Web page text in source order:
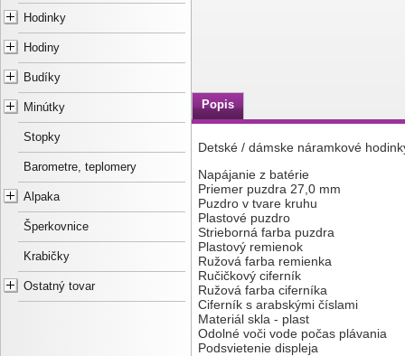
Hodinky
Hodiny
Budíky
Minútky
Stopky
Barometre, teplomery
Alpaka
Šperkovnice
Krabičky
Ostatný tovar
Popis
Detské / dámske náramkové
Napájanie z batérie
Priemer puzdra 27,0 mm
Puzdro v tvare kruhu
Plastové puzdro
Strieborná farba puzdra
Plastový remienok
Ružová farba remienka
Ručičkový ciferník
Ružová farba ciferníka
Ciferník s arabskými číslami
Materiál skla - plast
Odolné voči vode počas plávania
Podsvietenie displeja